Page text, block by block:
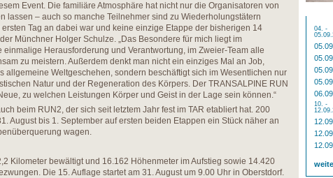
Event. Die familiäre Atmosphäre hat nicht nur die Organisatoren von
lassen – auch so manche Teilnehmer sind zu Wiederholungstätern
Tag an dabei war und keine einzige Etappe der bisherigen 14
Münchner Holger Schulze. „Das Besondere für mich liegt im
einmalige Herausforderung und Verantwortung, im Zweier-Team alle
zu meistern. Außerdem denkt man nicht ein einziges Mal an Job,
allgemeine Weltgeschehen, sondern beschäftigt sich im Wesentlichen nur
Natur und der Regeneration des Körpers. Der TRANSALPINE RUN
zu welchen Leistungen Körper und Geist in der Lage sein können.“
beim RUN2, der sich seit letztem Jahr fest im TAR etabliert hat. 200
August bis 1. September auf ersten beiden Etappen ein Stück näher an
wagen.
Kilometer bewältigt und 16.162 Höhenmeter im Aufstieg sowie 14.420
Die 15. Auflage startet am 31. August um 9.00 Uhr in Oberstdorf.
04. -
10. -